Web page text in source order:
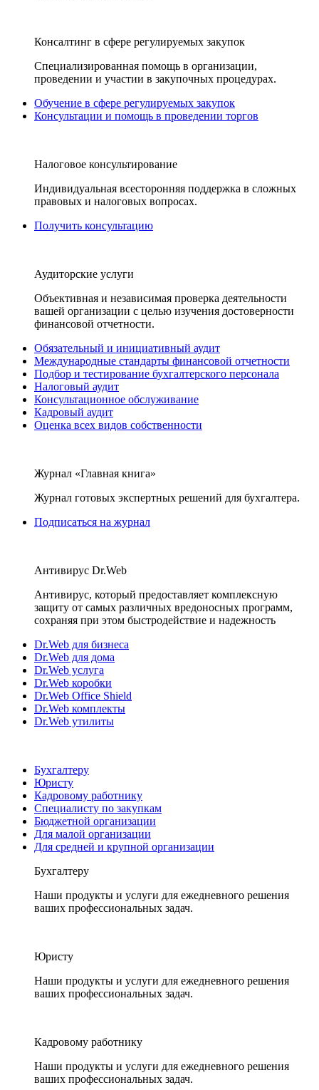
Консалтинг в сфере регулируемых закупок
Специализированная помощь в организации,
проведении и участии в закупочных процедурах.
Обучение в сфере регулируемых закупок
Консультации и помощь в проведении торгов
Налоговое консультирование
Индивидуальная всесторонняя поддержка в сложных
правовых и налоговых вопросах.
Получить консультацию
Аудиторские услуги
Объективная и независимая проверка деятельности
вашей организации с целью изучения достоверности
финансовой отчетности.
Обязательный и инициативный аудит
Международные стандарты финансовой отчетности
Подбор и тестирование бухгалтерского персонала
Налоговый аудит
Консультационное обслуживание
Кадровый аудит
Оценка всех видов собственности
Журнал «Главная книга»
Журнал готовых экспертных решений для бухгалтера.
Подписаться на журнал
Антивирус Dr.Web
Антивирус, который предоставляет комплексную
защиту от самых различных вредоносных программ,
сохраняя при этом быстродействие и надежность
Dr.Web для бизнеса
Dr.Web для дома
Dr.Web услуга
Dr.Web коробки
Dr.Web Office Shield
Dr.Web комплекты
Dr.Web утилиты
Бухгалтеру
Юристу
Кадровому работнику
Специалисту по закупкам
Бюджетной организации
Для малой организации
Для средней и крупной организации
Бухгалтеру
Наши продукты и услуги для ежедневного решения
ваших профессиональных задач.
Юристу
Наши продукты и услуги для ежедневного решения
ваших профессиональных задач.
Кадровому работнику
Наши продукты и услуги для ежедневного решения
ваших профессиональных задач.